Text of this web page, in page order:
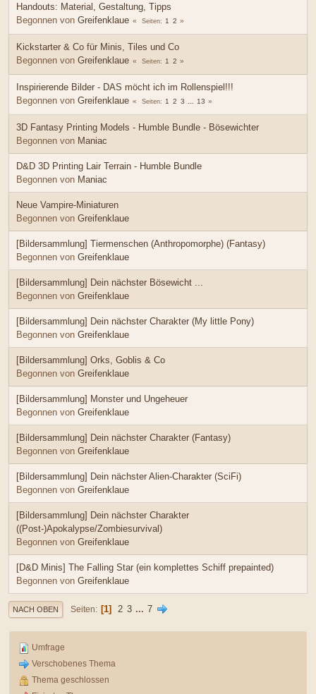
Handouts: Material, Gestaltung, Tipps
Begonnen von Greifenklaue Seiten 1 2
Kickstarter & Co für Minis, Tiles und Co
Begonnen von Greifenklaue Seiten 1 2
Inspirierende Bilder - DAS möcht ich im Rollenspiel!!!
Begonnen von Greifenklaue Seiten 1 2 3 13
3D Fantasy Printing Models - Humble Bundle - Bösewichter
Begonnen von Maniac
D&D 3D Printing Lair Terrain - Humble Bundle
Begonnen von Maniac
Neue Vampire-Miniaturen
Begonnen von Greifenklaue
[Bildersammlung] Tiermenschen (Anthropomorphe) (Fantasy)
Begonnen von Greifenklaue
[Bildersammlung] Dein nächster Bösewicht ...
Begonnen von Greifenklaue
[Bildersammlung] Dein nächster Charakter (My little Pony)
Begonnen von Greifenklaue
[Bildersammlung] Orks, Goblis & Co
Begonnen von Greifenklaue
[Bildersammlung] Monster und Ungeheuer
Begonnen von Greifenklaue
[Bildersammlung] Dein nächster Charakter (Fantasy)
Begonnen von Greifenklaue
[Bildersammlung] Dein nächster Alien-Charakter (SciFi)
Begonnen von Greifenklaue
[Bildersammlung] Dein nächster Charakter
((Post-)Apokalypse/Zombiesurvival)
Begonnen von Greifenklaue
[D&D Minis] The Falling Star (ein komplettes Schiff prepainted)
Begonnen von Greifenklaue
NACH OBEN Seiten 1 2 3 ... 7
Umfrage
Verschobenes Thema
Thema geschlossen